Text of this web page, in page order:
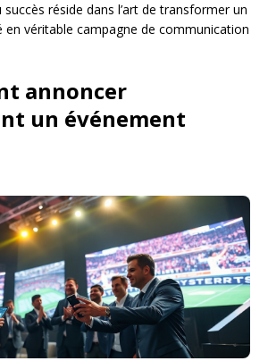
réside dans l’art de transformer un
en véritable campagne de communication
annoncer
un événement